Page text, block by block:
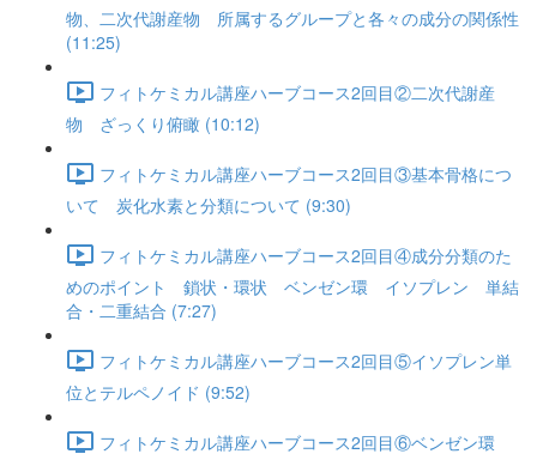
物、二次代謝産物 所属するグループと各々の成分の関係性
(11:25)
フィトケミカル講座ハーブコース2回目②二次代謝産
物 ざっくり俯瞰 (10:12)
フィトケミカル講座ハーブコース2回目③基本骨格につ
いて 炭化水素と分類について (9:30)
フィトケミカル講座ハーブコース2回目④成分分類のた
めのポイント 鎖状・環状 ベンゼン環 イソプレン 単結
合・二重結合 (7:27)
フィトケミカル講座ハーブコース2回目⑤イソプレン単
位とテルペノイド (9:52)
フィトケミカル講座ハーブコース2回目⑥ベンゼン環